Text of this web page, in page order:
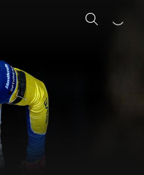
Sök